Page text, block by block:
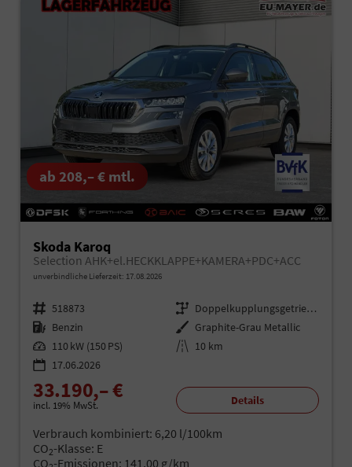
ab 208,– € mtl.
Skoda Karoq
Selection AHK+el.HECKKLAPPE+KAMERA+PDC+ACC
unverbindliche Lieferzeit: 17.08.2026
Fahrzeugnr. 518873 Getriebe
Doppelkupplungsgetriebe (DSG)
Kraftstoff Benzin Außenfarbe Graphite-Grau Metallic
Leistung 110 kW (150 PS) Kilometerstand 10 km
17.06.2026
33.190,– €
incl. 19% MwSt. Details
Verbrauch kombiniert: 6,20 l/100km
CO2-Klasse: E
CO -Emissionen: 141,00 g/km